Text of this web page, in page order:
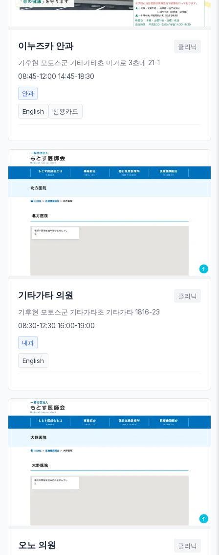
이누즈카 안과 클리닉
기후현 모토스군 기타가타초 마가로 3초메 21-1
08:45-12:00 14:45-18:30
안과
English 신용카드
기타가타 의원 클리닉
기후현 모토스군 기타가타초 기타가타 1816-23
08:30-12:30 16:00-19:00
내과
English
오노 의원 클리닉